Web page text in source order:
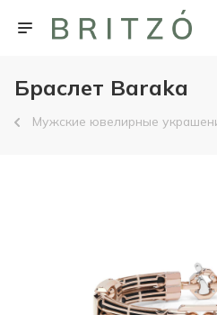
Браслет Baraka
Мужские ювелирные